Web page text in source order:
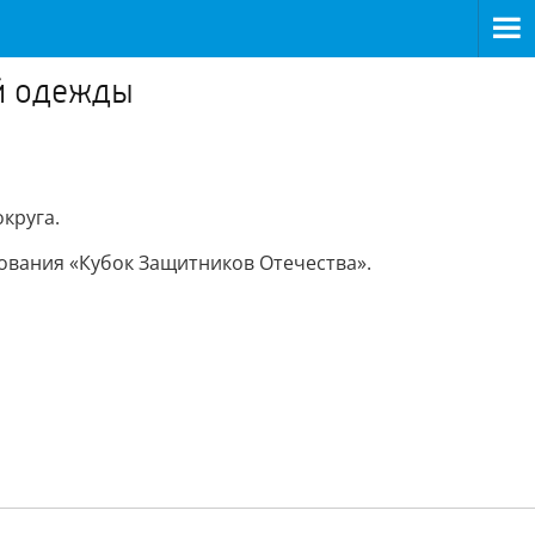
одежды
«Кубок Защитников Отечества».